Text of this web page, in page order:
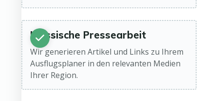
Klassische Pressearbeit
Wir generieren Artikel und Links zu Ihrem
Ausflugsplaner in den relevanten Medien
Ihrer Region.